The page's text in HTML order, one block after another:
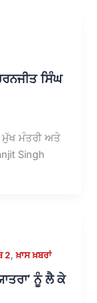
ਸਿੰਘ
ਮੁੱਖ ਮੰਤਰੀ ਅਤੇ
Singh
2,ਖ਼ਾਸ ਖ਼ਬਰਾਂ
ਨੂੰ ਲੈ ਕੇ